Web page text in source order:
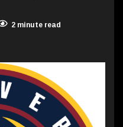
2 minute read